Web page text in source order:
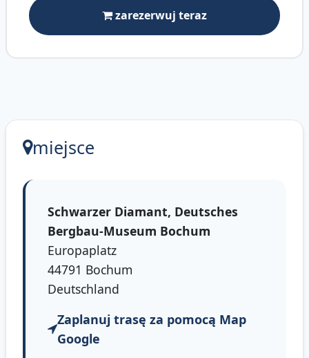
zarezerwuj teraz
miejsce
Schwarzer Diamant, Deutsches
Bergbau-Museum Bochum
Europaplatz
44791 Bochum
Deutschland
Zaplanuj trasę za pomocą Map
Google